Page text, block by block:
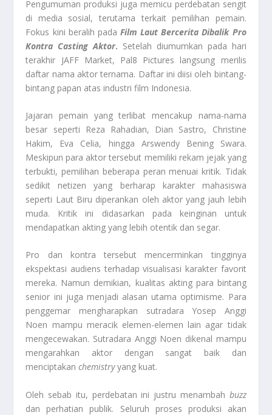
Pengumuman produksi juga memicu perdebatan sengit
di media sosial, terutama terkait pemilihan pemain.
Fokus kini beralih pada Film Laut Bercerita Dibalik Pro
Kontra Casting Aktor. Setelah diumumkan pada hari
terakhir JAFF Market, Pal8 Pictures langsung merilis
daftar nama aktor ternama. Daftar ini diisi oleh bintang-
bintang papan atas industri film Indonesia.
Jajaran pemain yang terlibat mencakup nama-nama
besar seperti Reza Rahadian, Dian Sastro, Christine
Hakim, Eva Celia, hingga Arswendy Bening Swara.
Meskipun para aktor tersebut memiliki rekam jejak yang
terbukti, pemilihan beberapa peran menuai kritik. Tidak
sedikit netizen yang berharap karakter mahasiswa
seperti Laut Biru diperankan oleh aktor yang jauh lebih
muda. Kritik ini didasarkan pada keinginan untuk
mendapatkan akting yang lebih otentik dan segar.
Pro dan kontra tersebut mencerminkan tingginya
ekspektasi audiens terhadap visualisasi karakter favorit
mereka. Namun demikian, kualitas akting para bintang
senior ini juga menjadi alasan utama optimisme. Para
penggemar mengharapkan sutradara Yosep Anggi
Noen mampu meracik elemen-elemen lain agar tidak
mengecewakan. Sutradara Anggi Noen dikenal mampu
mengarahkan aktor dengan sangat baik dan
menciptakanchemistryyang kuat.
Oleh sebab itu, perdebatan ini justru menambah buzz
dan perhatian publik. Seluruh proses produksi akan